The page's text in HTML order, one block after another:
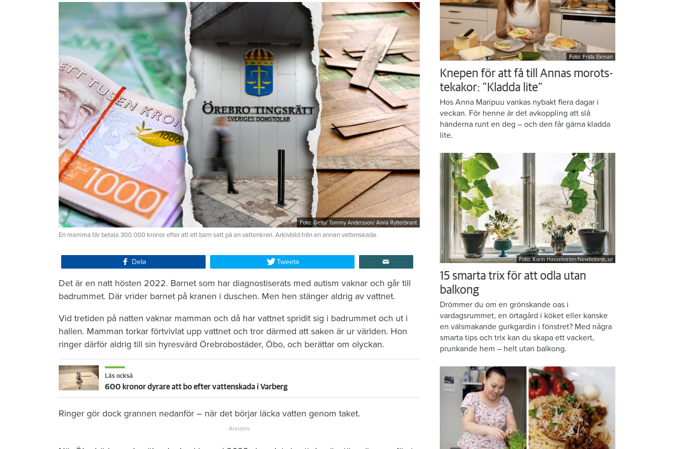
Foto: Getty/ Tommy Andersson/ Anna Rytterbrant
En mamma får betala 300 000 kronor efter att ett barn satt på en vattenkran. Arkivbild från en annan vattenskada.
Dela Tweeta
Det är en natt hösten 2022. Barnet som har diagnostiserats med autism vaknar och går till
badrummet. Där vrider barnet på kranen i duschen. Men hen stänger aldrig av vattnet.
Vid tretiden på natten vaknar mamman och då har vattnet spridit sig i badrummet och ut i
hallen. Mamman torkar förtvivlat upp vattnet och tror därmed att saken är ur världen. Hon
ringer därför aldrig till sin hyresvärd Örebrobostäder, Öbo, och berättar om olyckan.
Läs också
600 kronor dyrare att bo efter vattenskada i Varberg
Ringer gör dock grannen nedanför – när det börjar läcka vatten genom taket.
Foto: Frida Ekman
Knepen för att få till Annas morots-
tekakor: ”Kladda lite”
Hos Anna Maripuu vankas nybakt flera dagar i
veckan. För henne är det avkoppling att slå
händerna runt en deg – och den får gärna kladda
lite.
Foto: Karin Hasselström/Newbotanic.se
15 smarta trix för att odla utan
balkong
Drömmer du om en grönskande oas i
vardagsrummet, en örtagård i köket eller kanske
en välsmakande gurkgardin i fönstret? Med några
smarta tips och trix kan du skapa ett vackert,
prunkande hem – helt utan balkong.